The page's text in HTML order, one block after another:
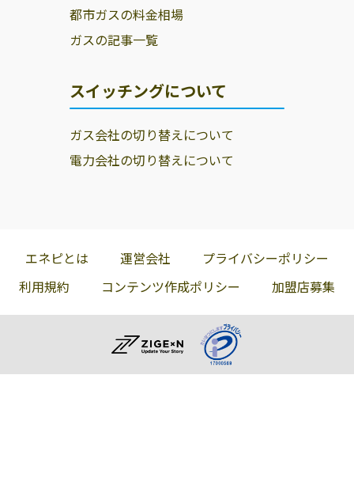
都市ガスの料金相場
ガスの記事一覧
スイッチングについて
ガス会社の切り替えについて
電力会社の切り替えについて
エネピとは 運営会社
プライバシーポリシー
利用規約
コンテンツ作成ポリシー 加盟店募集